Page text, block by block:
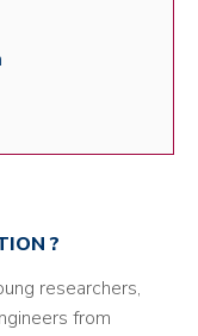
?
researchers,
from